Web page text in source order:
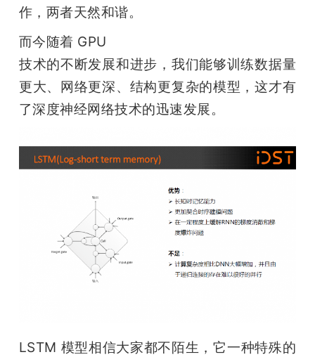
作，两者天然和谐。
而今随着 GPU
技术的不断发展和进步，我们能够训练数据量
更大、网络更深、结构更复杂的模型，这才有
了深度神经网络技术的迅速发展。
LSTM 模型相信大家都不陌生，它一种特殊的